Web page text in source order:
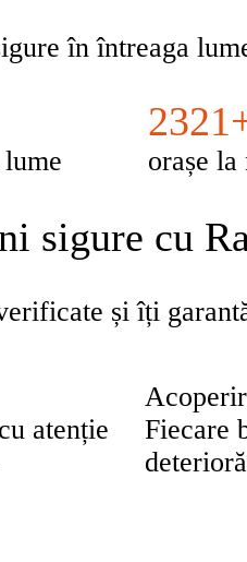
în întreaga
orașe
sigure cu
și îți
atenție
Fiecare